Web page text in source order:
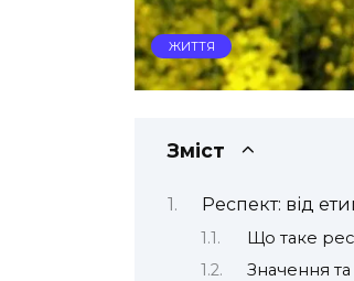
ЖИТТЯ
Зміст
Респект: від
Що таке
Значення